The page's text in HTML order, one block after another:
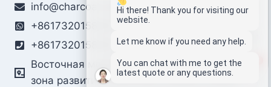
info@charcoal-machines.com
+8617320158259
+8617320158259
Восточная морская дорога, Экономическая
зона развития Чжэнчжоу, Хэнань, Китай
Wechat
Chat
Hi there! Thank you for visiting our
website.
Let me know if you need any help.
You can chat with me to get the
latest quote or any questions.